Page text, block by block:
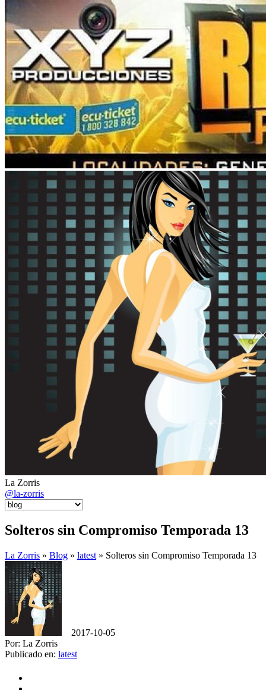
La Zorris
@la-zorris
Solteros sin Compromiso Temporada 13
La Zorris » Blog » latest » Solteros sin Compromiso Temporada 13
2017-10-05
Por: La Zorris
Publicado en: latest